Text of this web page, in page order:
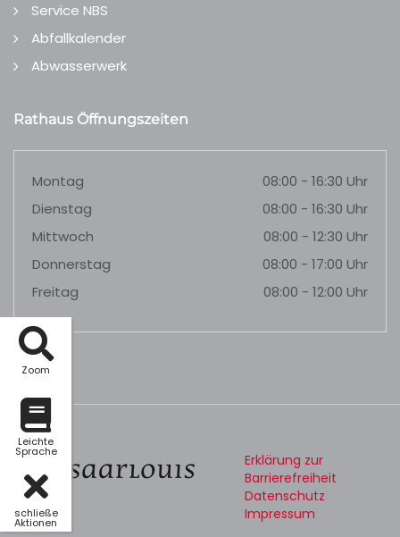
Zoom
Leichte
Sprache
schließe
Aktionen
Service NBS
Abfallkalender
Abwasserwerk
Rathaus Öffnungszeiten
Montag
08:00 - 16:30 Uhr
Dienstag
08:00 - 16:30 Uhr
Mittwoch
08:00 - 12:30 Uhr
Donnerstag
08:00 - 17:00 Uhr
Freitag
08:00 - 12:00 Uhr
Erklärung zur
Barrierefreiheit
Datenschutz
Impressum